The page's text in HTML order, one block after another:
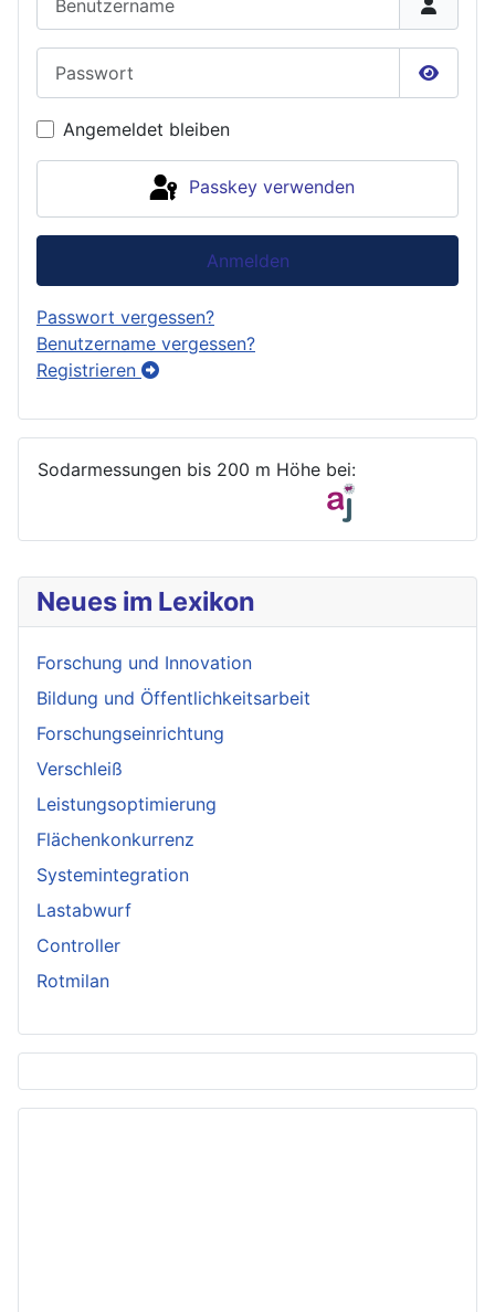
Neues im Lexikon
Forschung und Innovation
Bildung und Öffentlichkeitsarbeit
Forschungseinrichtung
Verschleiß
Leistungsoptimierung
Flächenkonkurrenz
Systemintegration
Lastabwurf
Controller
Rotmilan
Angemeldet bleiben
Passkey verwenden
Anmelden
Passwort vergessen?
Benutzername vergessen?
Registrieren
Sodarmessungen bis 200 m Höhe bei: